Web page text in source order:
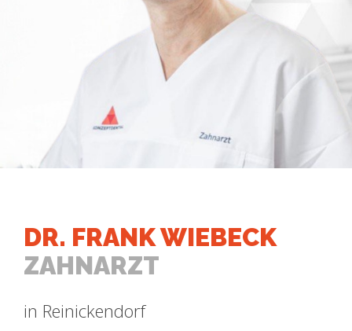
DR. FRANK WIEBECK
ZAHNARZT
in Reinickendorf